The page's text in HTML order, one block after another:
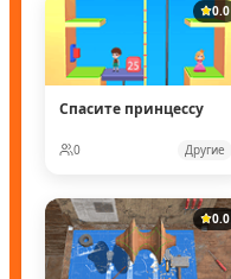
0.0
Спасите принцессу
0 Другие
0.0